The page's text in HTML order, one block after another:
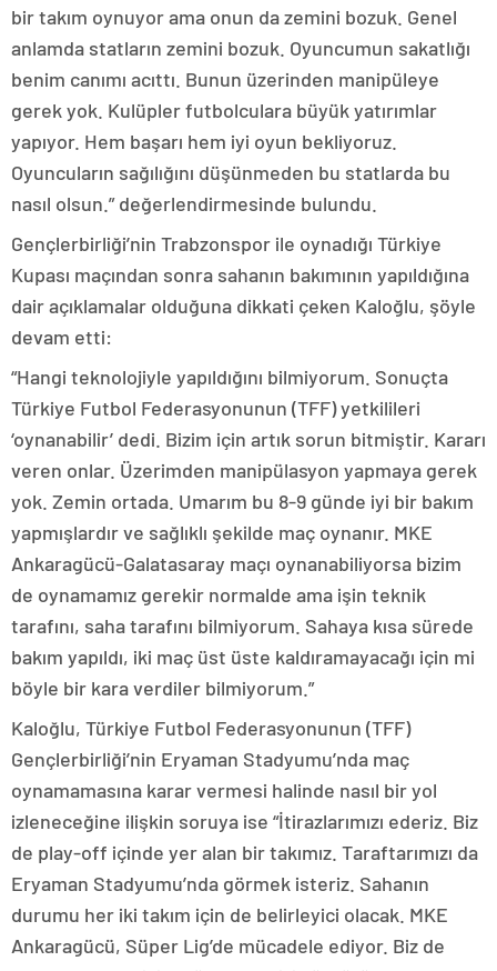
bir takım oynuyor ama onun da zemini bozuk. Genel
anlamda statların zemini bozuk. Oyuncumun sakatlığı
benim canımı acıttı. Bunun üzerinden manipüleye
gerek yok. Kulüpler futbolculara büyük yatırımlar
yapıyor. Hem başarı hem iyi oyun bekliyoruz.
Oyuncuların sağılığını düşünmeden bu statlarda bu
nasıl olsun.” değerlendirmesinde bulundu.
Gençlerbirliği’nin Trabzonspor ile oynadığı Türkiye
Kupası maçından sonra sahanın bakımının yapıldığına
dair açıklamalar olduğuna dikkati çeken Kaloğlu, şöyle
devam etti:
“Hangi teknolojiyle yapıldığını bilmiyorum. Sonuçta
Türkiye Futbol Federasyonunun (TFF) yetkilileri
‘oynanabilir’ dedi. Bizim için artık sorun bitmiştir. Kararı
veren onlar. Üzerimden manipülasyon yapmaya gerek
yok. Zemin ortada. Umarım bu 8-9 günde iyi bir bakım
yapmışlardır ve sağlıklı şekilde maç oynanır. MKE
Ankaragücü-Galatasaray maçı oynanabiliyorsa bizim
de oynamamız gerekir normalde ama işin teknik
tarafını, saha tarafını bilmiyorum. Sahaya kısa sürede
bakım yapıldı, iki maç üst üste kaldıramayacağı için mi
böyle bir kara verdiler bilmiyorum.”
Kaloğlu, Türkiye Futbol Federasyonunun (TFF)
Gençlerbirliği’nin Eryaman Stadyumu’nda maç
oynamamasına karar vermesi halinde nasıl bir yol
izleneceğine ilişkin soruya ise “İtirazlarımızı ederiz. Biz
de play-off içinde yer alan bir takımız. Taraftarımızı da
Eryaman Stadyumu’nda görmek isteriz. Sahanın
durumu her iki takım için de belirleyici olacak. MKE
Ankaragücü, Süper Lig’de mücadele ediyor. Biz de